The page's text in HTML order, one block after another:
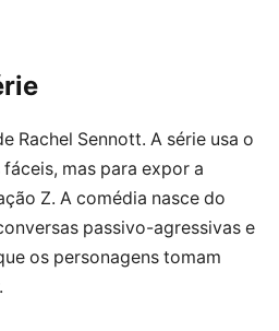
Rachel Sennott. A série usa o
mas para expor a
Z. A comédia nasce do
passivo-agressivas e
os personagens tomam